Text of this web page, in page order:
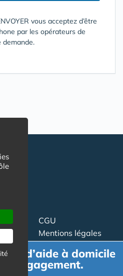
vous acceptez d’être
par les opérateurs de
demande.
CGU
Mentions légales
Proposer un article
d’aide à domicile
engagement.